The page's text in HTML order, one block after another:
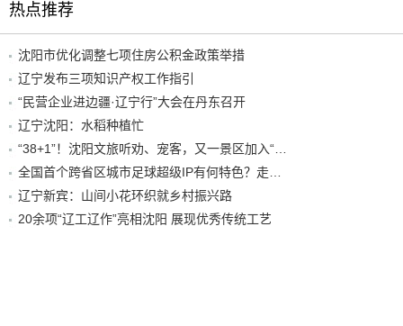
热点推荐
沈阳市优化调整七项住房公积金政策举措
辽宁发布三项知识产权工作指引
“民营企业进边疆·辽宁行”大会在丹东召开
辽宁沈阳：水稻种植忙
辽宁新宾：山间小花环织就乡村振兴路
20余项“辽工辽作”亮相沈阳 展现优秀传统工艺